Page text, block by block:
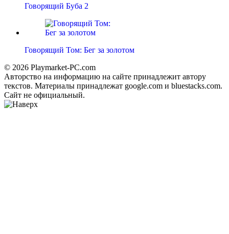
Говорящий Буба 2
Говорящий Том: Бег за золотом
© 2026 Playmarket-PC.com
Авторство на информацию на сайте принадлежит автору
текстов. Материалы принадлежат google.com и bluestacks.com.
Сайт не официальный.